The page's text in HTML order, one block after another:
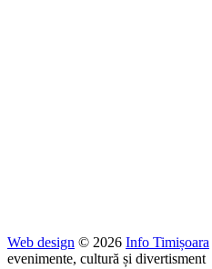
Web design © 2026 Info Timișoara
evenimente, cultură și divertisment